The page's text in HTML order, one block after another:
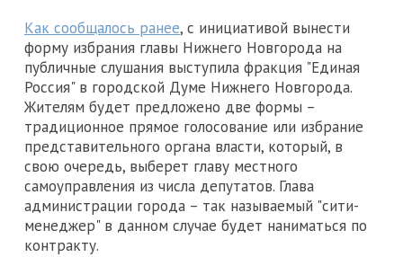
Как сообщалось ранее, с инициативой вынести
форму избрания главы Нижнего Новгорода на
публичные слушания выступила фракция "Единая
Россия" в городской Думе Нижнего Новгорода.
Жителям будет предложено две формы –
традиционное прямое голосование или избрание
представительного органа власти, который, в
свою очередь, выберет главу местного
самоуправления из числа депутатов. Глава
администрации города – так называемый "сити-
менеджер" в данном случае будет наниматься по
контракту.